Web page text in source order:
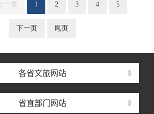
上一页 1 2 3 4 5
下一页 尾页
各省文旅网站
省直部门网站